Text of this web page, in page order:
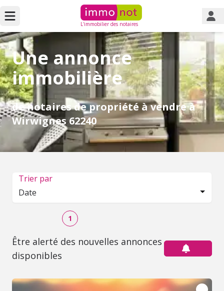
L'immobilier des notaires
Une annonce
immobilière
de notaires de propriété à vendre à
Wirwignes 62240
Trier par
Date
1
Être alerté des nouvelles annonces
disponibles